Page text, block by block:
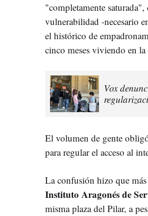
"completamente
vulnerabilidad -necesario
el histórico de
cinco meses viviendo en
Vox
El volumen de gente
para regular el acceso al
La confusión hizo que más
Instituto Aragonés de
misma plaza del Pilar, a